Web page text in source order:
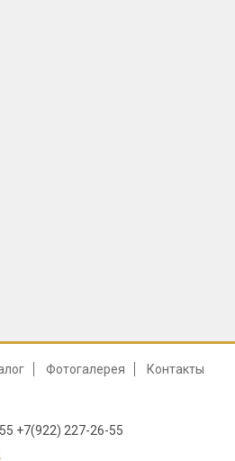
Фотогалерея Контакты
55 +7(922) 227-26-55